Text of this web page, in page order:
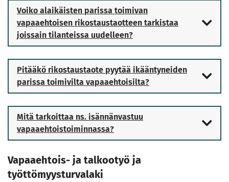
Voiko alaikäisten parissa toimivan
vapaaehtoisen rikostaustaotteen tarkistaa
joissain tilanteissa uudelleen?
Pitääkö rikostaustaote pyytää ikääntyneiden
parissa toimivilta vapaaehtoisilta?
Mitä tarkoittaa ns. isännänvastuu
vapaaehtoistoiminnassa?
Vapaaehtois- ja talkootyö ja
työttömyysturvalaki